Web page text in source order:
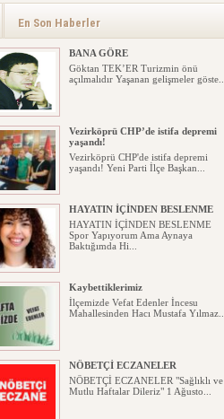
En Son Haberler
BANA GÖRE
Göktan TEK’ER Turizmin önü
açılmalıdır Yaşanan gelişmeler göste...
Vezirköprü CHP’de istifa depremi
yaşandı!
Vezirköprü CHP'de istifa depremi
yaşandı! Yeni Parti İlçe Başkan...
HAYATIN İÇİNDEN BESLENME
HAYATIN İÇİNDEN BESLENME
Spor Yapıyorum Ama Aynaya
Baktığımda Hi...
Kaybettiklerimiz
İlçemizde Vefat Edenler İncesu
Mahallesinden Hacı Mustafa Yılmaz...
NÖBETÇİ ECZANELER
NÖBETÇİ ECZANELER "Sağlıklı ve
Mutlu Haftalar Dileriz" 1 Ağusto...